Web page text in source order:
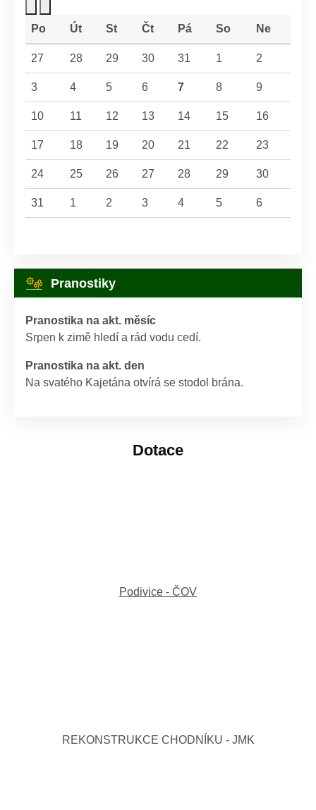
Po Út St Čt Pá So Ne
27 28 29 30 31 1 2
3 4 5 6 7 8 9
10 11 12 13 14 15 16
17 18 19 20 21 22 23
24 25 26 27 28 29 30
31 1 2 3 4 5 6
Pranostiky
Pranostika na akt. měsíc
Srpen k zimě hledí a rád vodu cedí.
Pranostika na akt. den
Na svatého Kajetána otvírá se stodol brána.
Dotace
Podivice - ČOV
REKONSTRUKCE CHODNÍKU - JMK